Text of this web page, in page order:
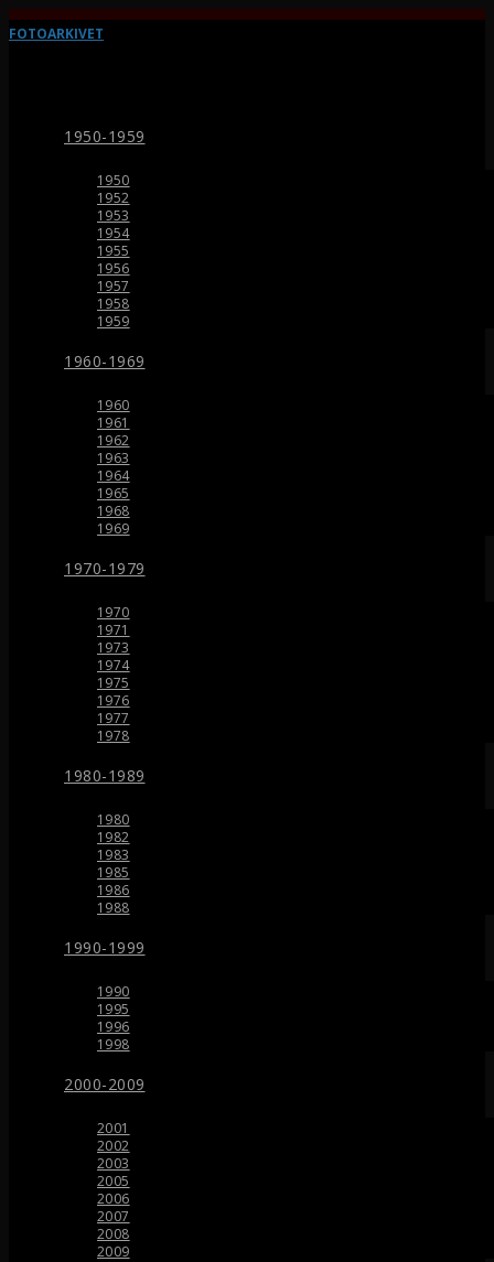
FOTOARKIVET
1950-1959
1950
1952
1953
1954
1955
1956
1957
1958
1959
1960-1969
1960
1961
1962
1963
1964
1965
1968
1969
1970-1979
1970
1971
1973
1974
1975
1976
1977
1978
1980-1989
1980
1982
1983
1985
1986
1988
1990-1999
1990
1995
1996
1998
2000-2009
2001
2002
2003
2005
2006
2007
2008
2009